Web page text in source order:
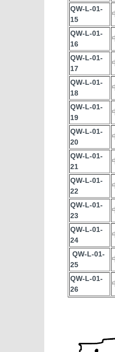
QW-L-01-
15
QW-L-01-
16
QW-L-01-
17
QW-L-01-
18
QW-L-01-
19
QW-L-01-
20
QW-L-01-
21
QW-L-01-
22
QW-L-01-
23
QW-L-01-
24
QW-L-01-
25
QW-L-01-
26